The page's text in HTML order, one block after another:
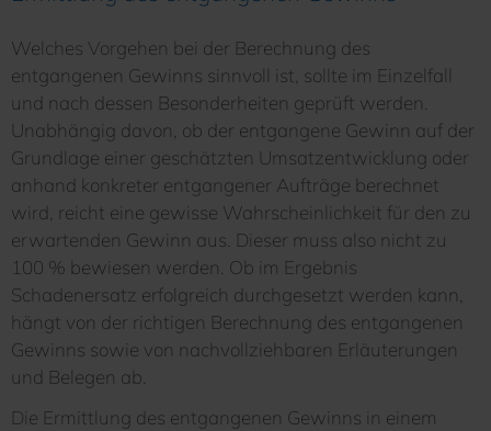
Welches Vorgehen bei der Berechnung des
entgangenen Gewinns sinnvoll ist, sollte im Einzelfall
und nach dessen Besonderheiten geprüft werden.
Unabhängig davon, ob der entgangene Gewinn auf der
Grundlage einer geschätzten Umsatzentwicklung oder
anhand konkreter entgangener Aufträge berechnet
wird, reicht eine gewisse Wahrscheinlichkeit für den zu
erwartenden Gewinn aus. Dieser muss also nicht zu
100 % bewiesen werden. Ob im Ergebnis
Schadenersatz erfolgreich durchgesetzt werden kann,
hängt von der richtigen Berechnung des entgangenen
Gewinns sowie von nachvollziehbaren Erläuterungen
und Belegen ab.
Die Ermittlung des entgangenen Gewinns in einem